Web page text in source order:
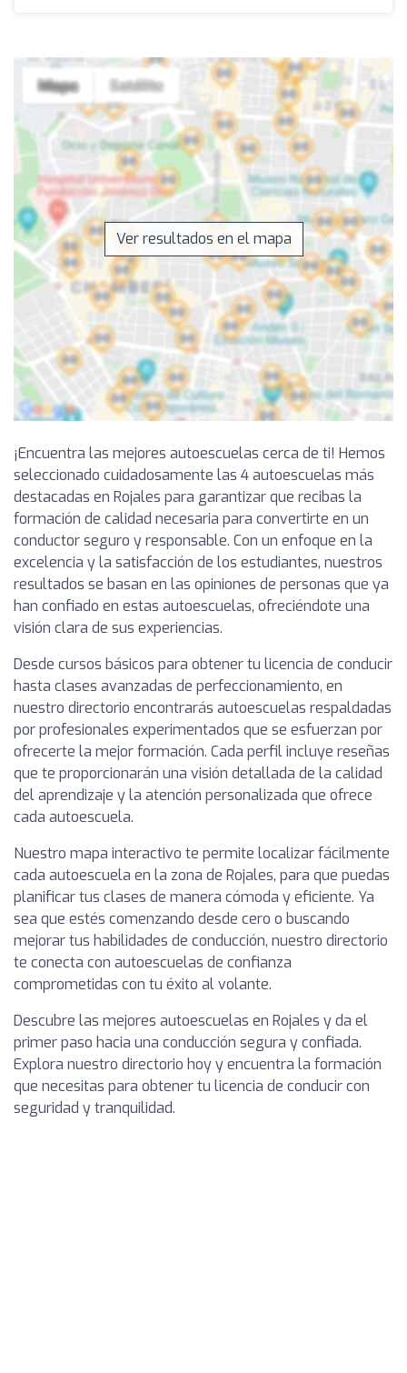
Ver resultados en el mapa
¡Encuentra las mejores autoescuelas cerca de ti! Hemos
seleccionado cuidadosamente las 4 autoescuelas más
destacadas en Rojales para garantizar que recibas la
formación de calidad necesaria para convertirte en un
conductor seguro y responsable. Con un enfoque en la
excelencia y la satisfacción de los estudiantes, nuestros
resultados se basan en las opiniones de personas que ya
han confiado en estas autoescuelas, ofreciéndote una
visión clara de sus experiencias.
Desde cursos básicos para obtener tu licencia de conducir
hasta clases avanzadas de perfeccionamiento, en
nuestro directorio encontrarás autoescuelas respaldadas
por profesionales experimentados que se esfuerzan por
ofrecerte la mejor formación. Cada perfil incluye reseñas
que te proporcionarán una visión detallada de la calidad
del aprendizaje y la atención personalizada que ofrece
cada autoescuela.
Nuestro mapa interactivo te permite localizar fácilmente
cada autoescuela en la zona de Rojales, para que puedas
planificar tus clases de manera cómoda y eficiente. Ya
sea que estés comenzando desde cero o buscando
mejorar tus habilidades de conducción, nuestro directorio
te conecta con autoescuelas de confianza
comprometidas con tu éxito al volante.
Descubre las mejores autoescuelas en Rojales y da el
primer paso hacia una conducción segura y confiada.
Explora nuestro directorio hoy y encuentra la formación
que necesitas para obtener tu licencia de conducir con
seguridad y tranquilidad.